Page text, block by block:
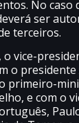
No caso
ser
terceiros.
o vice-
o presidente
primeiro-
e com o